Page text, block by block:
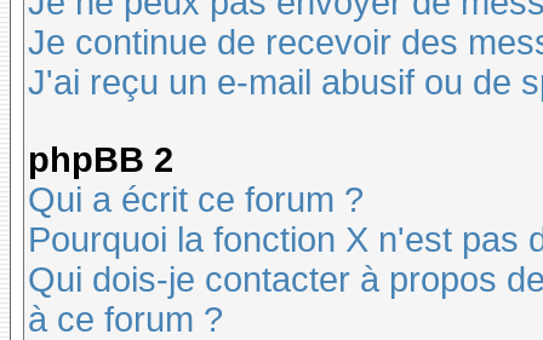
Je continue de recevoir des
J'ai reçu un e-mail abusif ou de
phpBB 2
Qui a écrit ce forum ?
Pourquoi la fonction X n'est pas
Qui dois-je contacter à propos
à ce forum ?